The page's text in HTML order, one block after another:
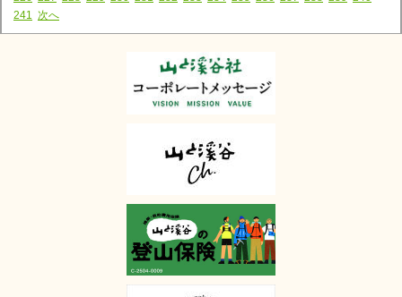
241
次へ